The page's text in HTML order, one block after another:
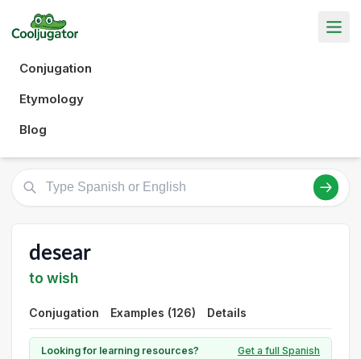
Conjugation
Etymology
Blog
desear
to wish
Conjugation Examples (126) Details
Looking for learning resources?
Get a full Spanish